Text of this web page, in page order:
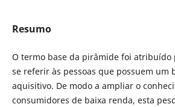
Resumo
O termo base da pirâmide foi atribuído
se referir às pessoas que possuem um
aquisitivo. De modo a ampliar o
consumidores de baixa renda, esta